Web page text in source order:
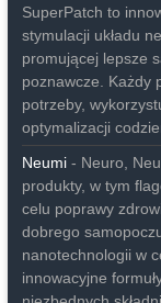
SuperPatch to
stymulacji układu
promującej lepsze
poznawcze. Każdy
potrzeby,
optymalizacji
Neumi- Neuro,
produkty, w tym
celu poprawy
dobrego
nanotechnologii w
innowacyjne